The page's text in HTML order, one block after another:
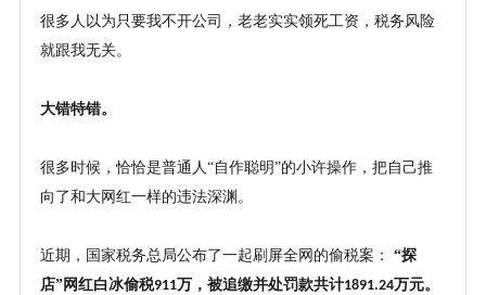
很多人以为只要我不开公司，老老实实领死工资，税务风险
就跟我无关。
大错特错。
很多时候，恰恰是普通人 “自作聪明”的小许操作，把自己推
向了和大网红一样的违法深渊。
近期，国家税务总局公布了一起刷屏全网的偷税案：
“探
店”网红白冰偷税911万，被追缴并处罚款共计1891.24万元。